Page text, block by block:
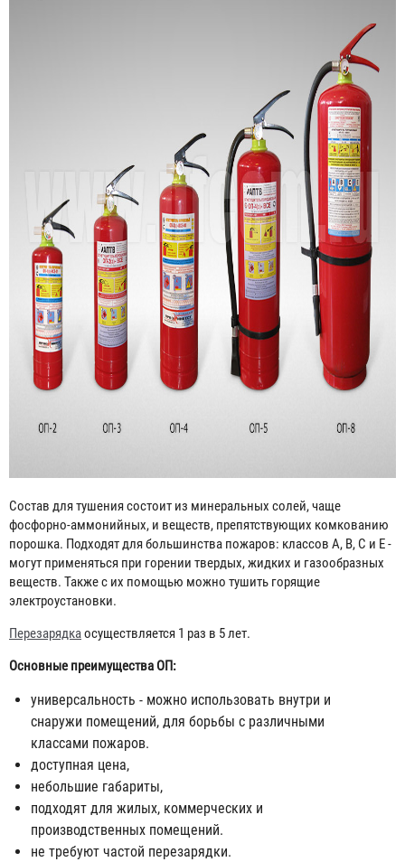
Состав для тушения состоит из минеральных солей, чаще
фосфорно-аммонийных, и веществ, препятствующих комкованию
порошка. Подходят для большинства пожаров: классов А, В, С и Е -
могут применяться при горении твердых, жидких и газообразных
веществ. Также с их помощью можно тушить горящие
электроустановки.
Перезарядкаосуществляется 1 раз в 5 лет.
Основные преимущества ОП:
универсальность - можно использовать внутри и
снаружи помещений, для борьбы с различными
классами пожаров.
доступная цена,
небольшие габариты,
подходят для жилых, коммерческих и
производственных помещений.
не требуют частой перезарядки.